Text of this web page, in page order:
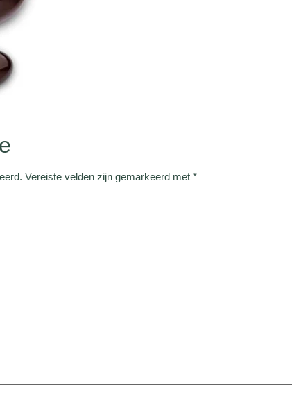
Vereiste velden zijn gemarkeerd met *